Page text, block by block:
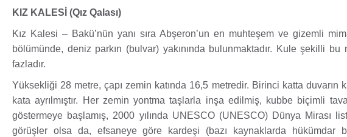
KIZ KALESİ (Qız Qalası)
Kız Kalesi – Bakü’nün yanı sıra Abşeron’un en muhteşem ve gizemli
bölümünde, deniz parkın (bulvar) yakınında bulunmaktadır. Kule şekilli
fazladır.
Yüksekliği 28 metre, çapı zemin katında 16,5 metredir. Birinci katta duvarın
kata ayrılmıştır. Her zemin yontma taşlarla inşa edilmiş, kubbe biçimli
göstermeye başlamış, 2000 yılında UNESCO (UNESCO) Dünya Mirası
görüşler olsa da, efsaneye göre kardeşi (bazı kaynaklarda hükümdar